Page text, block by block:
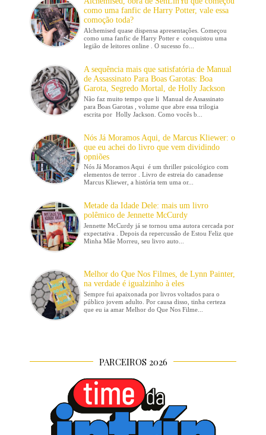
como uma fanfic de Harry Potter, vale essa
comoção toda?
Alchemised quase dispensa apresentações. Começou
como uma fanfic de Harry Potter e conquistou uma
legião de leitores online . O sucesso fo...
A sequência mais que satisfatória de Manual
de Assassinato Para Boas Garotas: Boa
Garota, Segredo Mortal, de Holly Jackson
Não faz muito tempo que li Manual de Assassinato
para Boas Garotas , volume que abre essa trilogia
escrita por Holly Jackson. Como vocês b...
Nós Já Moramos Aqui, de Marcus Kliewer: o
que eu achei do livro que vem dividindo
opniões
Nós Já Moramos Aqui é um thriller psicológico com
elementos de terror . Livro de estreia do canadense
Marcus Kliewer, a história tem uma or...
Metade da Idade Dele: mais um livro
polêmico de Jennette McCurdy
Jennette McCurdy já se tornou uma autora cercada por
expectativa . Depois da repercussão de Estou Feliz que
Minha Mãe Morreu, seu livro auto...
Melhor do Que Nos Filmes, de Lynn Painter,
na verdade é igualzinho à eles
Sempre fui apaixonada por livros voltados para o
público jovem adulto. Por causa disso, tinha certeza
que eu ia amar Melhor do Que Nos Filme...
PARCEIROS 2026